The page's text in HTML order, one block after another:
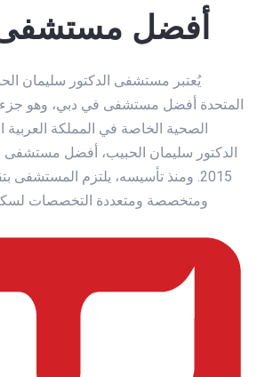
أفضل
يُعتبر مستشفى الدكتور سليمان
المتحدة أفضل مستشفى في دبي، وهو جزء
الصحية الخاصة في المملكة
الدكتور سليمان الحبيب، أفضل
2015. ومنذ تأسيسه، يلتزم
ومتخصصة ومتعددة التخصصات